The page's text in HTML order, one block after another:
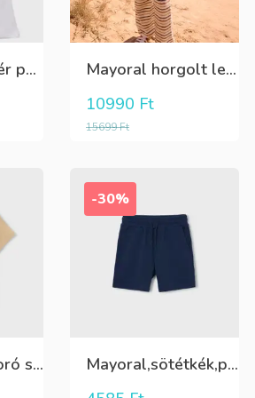
Chipi chips fehér pamut csipkés csinos rövid ujjú felső
Mayoral horgolt lenge, csíkos nyári nadrág
15699Ft
10990 Ft
Mayoral,mogyoró színű,elöl futball labdás,fiú póló
-30%
Mayoral,sötétkék,pamut,fiú rövidnadrág